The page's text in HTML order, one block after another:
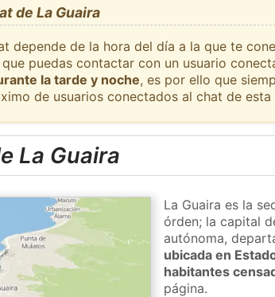
de La Guaira
depende de la hora del día a la que te
puedas contactar con un usuario
la tarde y noche, es por ello que
de usuarios conectados al chat de esta
La Guaira
La Guaira es la
órden; la capital
autónoma,
ubicada en
habitantes
página.